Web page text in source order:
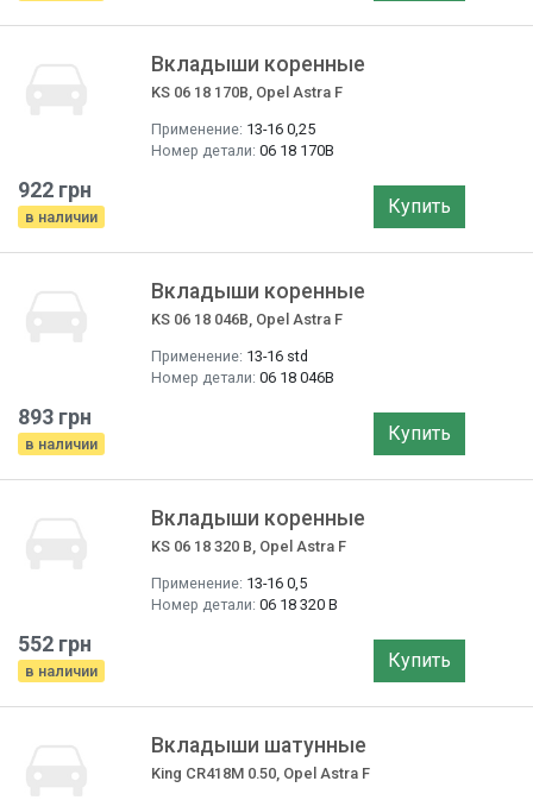
Вкладыши коренные
KS 06 18 170B, Opel Astra F
Применение: 13-16 0,25
Номер детали: 06 18 170B
922 грн
в наличии Купить
Вкладыши коренные
KS 06 18 046B, Opel Astra F
Применение: 13-16 std
Номер детали: 06 18 046B
893 грн
в наличии Купить
Вкладыши коренные
KS 06 18 320 B, Opel Astra F
Применение: 13-16 0,5
Номер детали: 06 18 320 B
552 грн
в наличии Купить
Вкладыши шатунные
King CR418M 0.50, Opel Astra F